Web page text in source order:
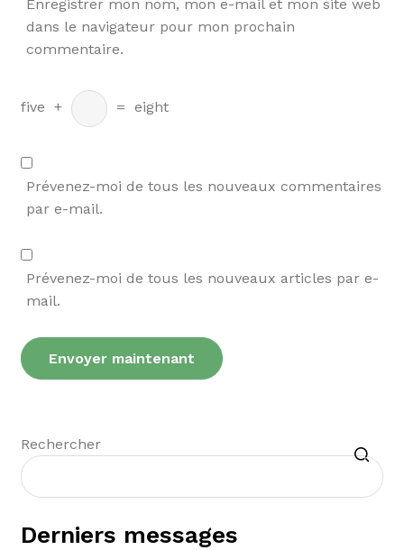
Enregistrer mon nom, mon e-mail et mon site web
dans le navigateur pour mon prochain
commentaire.
five + = eight
Prévenez-moi de tous les nouveaux commentaires
par e-mail.
Prévenez-moi de tous les nouveaux articles par e-
mail.
Rechercher
Recherche
Derniers messages